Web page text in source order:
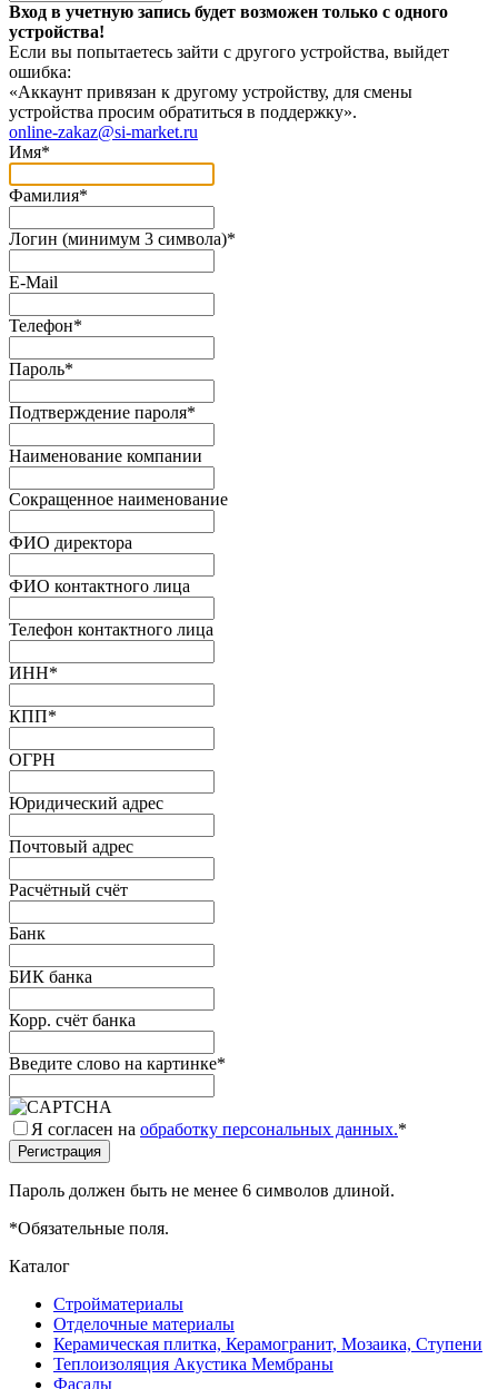
Вход в учетную запись будет возможен только с одного
устройства!
Если вы попытаетесь зайти с другого устройства, выйдет
ошибка:
«Аккаунт привязан к другому устройству, для смены
устройства просим обратиться в поддержку».
online-zakaz@si-market.ru
Имя*
Фамилия*
Логин (минимум 3 символа)*
E-Mail
Телефон*
Пароль*
Подтверждение пароля*
Наименование компании
Сокращенное наименование
ФИО директора
ФИО контактного лица
Телефон контактного лица
ИНН*
КПП*
ОГРН
Юридический адрес
Почтовый адрес
Расчётный счёт
Банк
БИК банка
Корр. счёт банка
Введите слово на картинке*
Я согласен на обработку персональных данных.*
Пароль должен быть не менее 6 символов длиной.
*Обязательные поля.
Каталог
Стройматериалы
Отделочные материалы
Керамическая плитка, Керамогранит, Мозаика, Ступени
Теплоизоляция Акустика Мембраны
Фасады